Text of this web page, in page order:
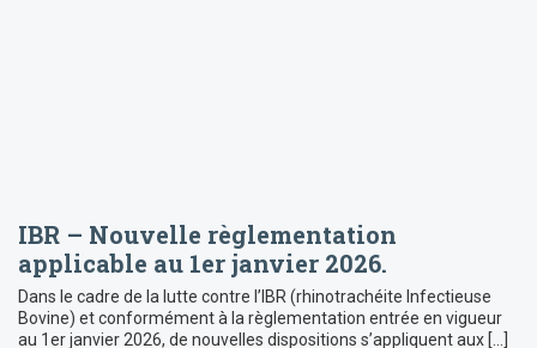
IBR – Nouvelle règlementation
applicable au 1er janvier 2026.
Dans le cadre de la lutte contre l’IBR (rhinotrachéite Infectieuse
Bovine) et conformément à la règlementation entrée en vigueur
au 1er janvier 2026, de nouvelles dispositions s’appliquent aux […]